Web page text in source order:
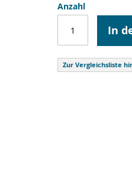
Anzahl
In
Zur Vergleichsliste